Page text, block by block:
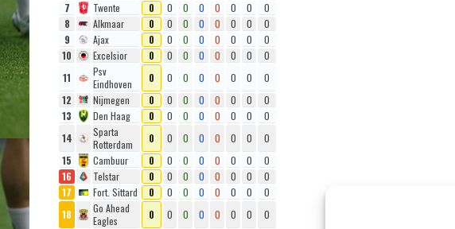
7
Twente 0 0 0 0 0 0 0
0
8
Alkmaar 0 0 0 0 0 0 0
0
9
Ajax 0 0 0 0 0 0 0
0
10
Excelsior 0 0 0 0 0 0 0
0
11
Psv
Eindhoven
0 0 0 0 0 0 0
0
12
Nijmegen 0 0 0 0 0 0 0
0
13
Den Haag 0 0 0 0 0 0 0
0
14
Sparta
Rotterdam
0 0 0 0 0 0 0
0
15
Cambuur 0 0 0 0 0 0 0
0
16
Telstar 0 0 0 0 0 0 0
0
17
Fort. Sittard 0 0 0 0 0 0 0
0
18
Go Ahead
Eagles
0 0 0 0 0 0 0 0